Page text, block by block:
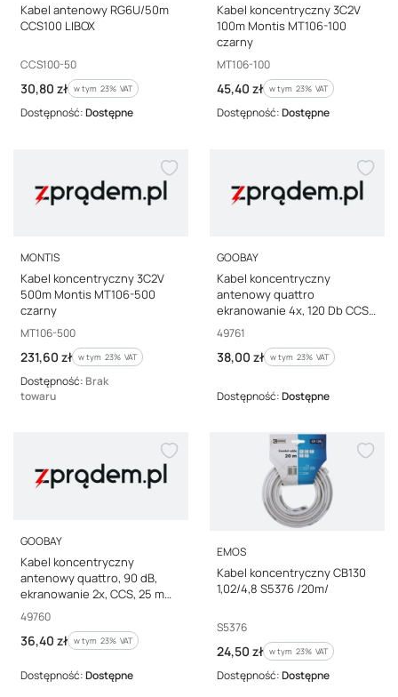
Kabel antenowy RG6U/50m
CCS100 LIBOX
Kod producenta
CCS100-50
Cena brutto
30,80 zł w tym %s VAT
w tym 23% VAT
Dostępność:Dostępne
Kabel koncentryczny 3C2V
100m Montis MT106-100
czarny
Kod producenta
MT106-100
Cena brutto
45,40 zł w tym %s VAT
w tym 23% VAT
Dostępność:Dostępne
PRODUCENT
MONTIS
Kabel koncentryczny 3C2V
500m Montis MT106-500
czarny
Kod producenta
MT106-500
Cena brutto
231,60 zł w tym %s VAT
w tym 23% VAT
Dostępność: Brak
towaru
PRODUCENT
GOOBAY
Kabel koncentryczny
antenowy quattro
ekranowanie 4x, 120 Db CCS
20 m 49761
Kod producenta
49761
Cena brutto
38,00 zł w tym %s VAT
w tym 23% VAT
Dostępność:Dostępne
PRODUCENT
GOOBAY
Kabel koncentryczny
antenowy quattro, 90 dB,
ekranowanie 2x, CCS, 25 m
49760
Kod producenta
49760
Cena brutto
36,40 zł w tym %s VAT
w tym 23% VAT
Dostępność:Dostępne
PRODUCENT
EMOS
Kabel koncentryczny CB130
1,02/4,8 S5376 /20m/
Kod producenta
S5376
Cena brutto
24,50 zł w tym %s VAT
w tym 23% VAT
Dostępność:Dostępne